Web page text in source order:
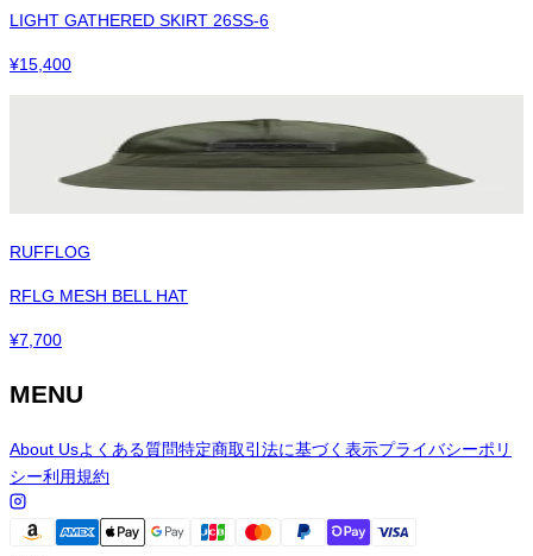
LIGHT GATHERED SKIRT 26SS-6
¥15,400
RUFFLOG
RFLG MESH BELL HAT
¥7,700
MENU
About Usよくある質問特定商取引法に基づく表示プライバシーポリ
シー利用規約